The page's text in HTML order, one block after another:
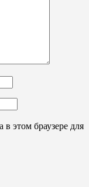
этом браузере для